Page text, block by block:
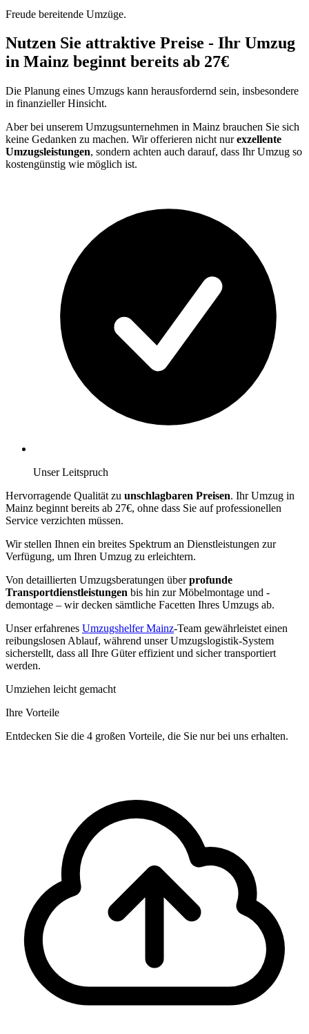
Freude bereitende Umzüge.
Nutzen Sie attraktive Preise - Ihr Umzug
in Mainz beginnt bereits ab 27€
Die Planung eines Umzugs kann herausfordernd sein, insbesondere
in finanzieller Hinsicht.
Aber bei unserem Umzugsunternehmen in Mainz brauchen Sie sich
keine Gedanken zu machen. Wir offerieren nicht nurexzellente
Umzugsleistungen, sondern achten auch darauf, dass Ihr Umzug so
kostengünstig wie möglich ist.
Unser Leitspruch
Hervorragende Qualität zu unschlagbaren Preisen. Ihr Umzug in
Mainz beginnt bereits ab 27€, ohne dass Sie auf professionellen
Service verzichten müssen.
Wir stellen Ihnen ein breites Spektrum an Dienstleistungen zur
Verfügung, um Ihren Umzug zu erleichtern.
Von detaillierten Umzugsberatungen überprofunde
Transportdienstleistungen bis hin zur Möbelmontage und -
demontage – wir decken sämtliche Facetten Ihres Umzugs ab.
Unser erfahrenes Umzugshelfer Mainz-Team gewährleistet einen
reibungslosen Ablauf, während unser Umzugslogistik-System
sicherstellt, dass all Ihre Güter effizient und sicher transportiert
werden.
Umziehen leicht gemacht
Ihre Vorteile
Entdecken Sie die 4 großen Vorteile, die Sie nur bei uns erhalten.